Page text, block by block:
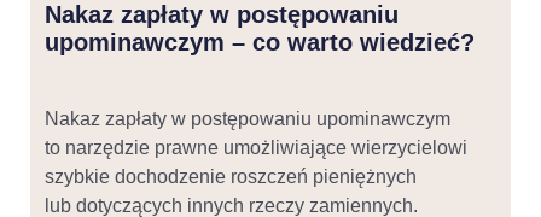
Nakaz zapłaty w postępowaniu
upominawczym – co warto wiedzieć?
Nakaz zapłaty w postępowaniu upominawczym
to narzędzie prawne umożliwiające wierzycielowi
szybkie dochodzenie roszczeń pieniężnych
lub dotyczących innych rzeczy zamiennych.